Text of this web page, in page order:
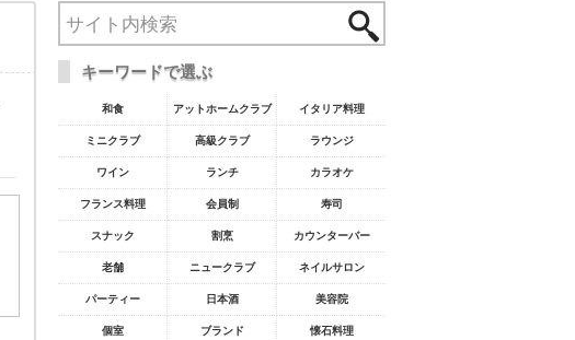
キーワードで選ぶ
和食 アットホームクラブ イタリア料理
ミニクラブ 高級クラブ ラウンジ
ワイン ランチ カラオケ
フランス料理 会員制 寿司
スナック 割烹 カウンターバー
老舗 ニュークラブ ネイルサロン
パーティー 日本酒 美容院
個室 ブランド 懐石料理